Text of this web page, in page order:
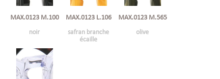
MAX.0123 M.100
noir
MAX.0123 L.106
safran branche
écaille
MAX.0123 M.565
olive